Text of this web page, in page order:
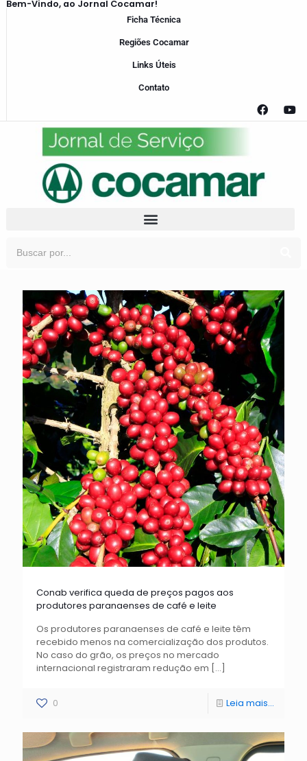
Bem-Vindo, ao Jornal Cocamar!
Ficha Técnica
Regiões Cocamar
Links Úteis
Contato
Conab verifica queda de preços pagos aos
produtores paranaenses de café e leite
Os produtores paranaenses de café e leite têm
recebido menos na comercialização dos produtos.
No caso do grão, os preços no mercado
internacional registraram redução em […]
0 Leia mais...